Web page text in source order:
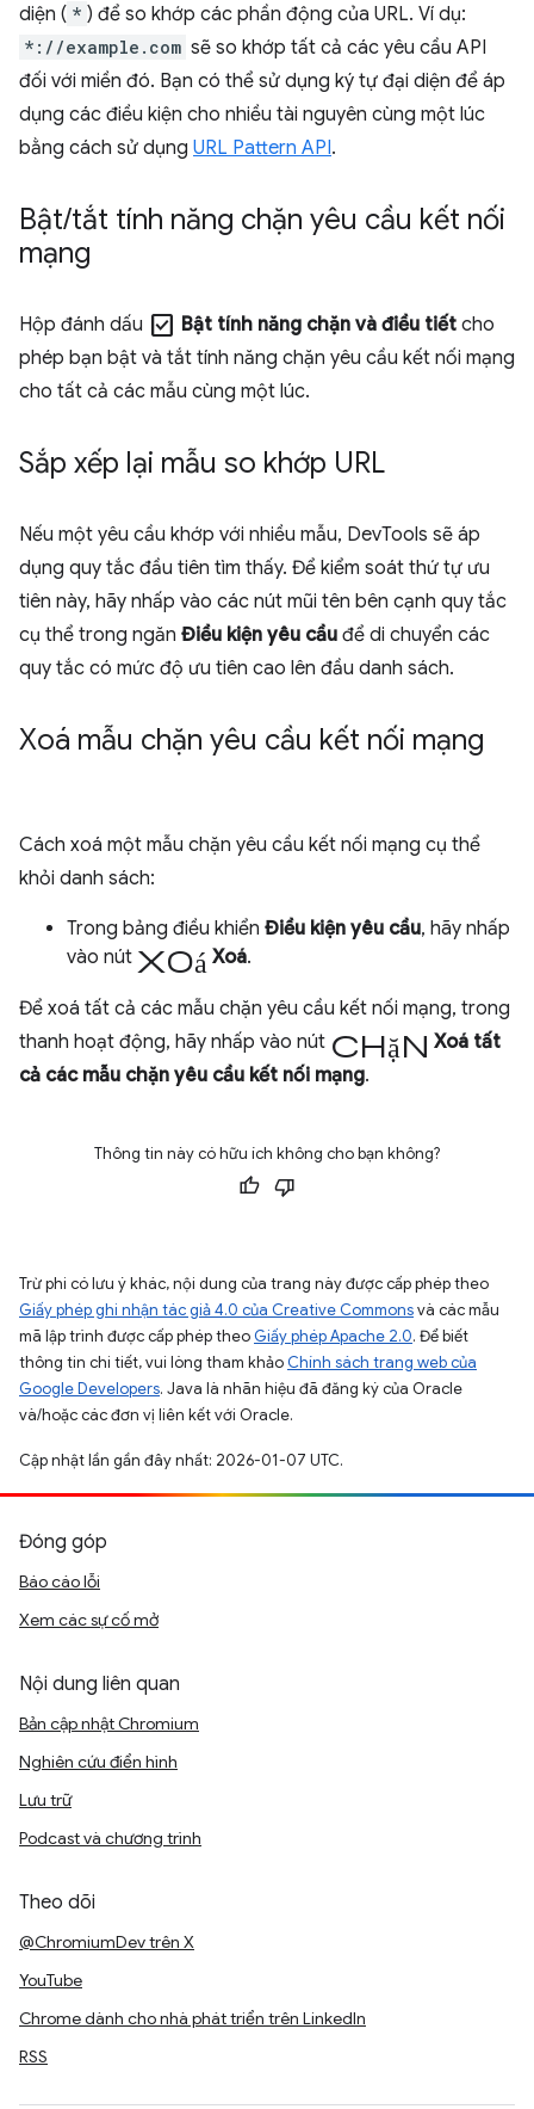
diện ( * ) để so khớp các phần động của URL. Ví dụ:
*://example.com sẽ so khớp tất cả các yêu cầu API
đối với miền đó. Bạn có thể sử dụng ký tự đại diện để áp
dụng các điều kiện cho nhiều tài nguyên cùng một lúc
bằng cách sử dụng URL Pattern API.
Bật/tắt tính năng chặn yêu cầu kết nối
mạng
Hộp đánh dấu check_box Bật tính năng chặn và điều tiết cho
phép bạn bật và tắt tính năng chặn yêu cầu kết nối mạng
cho tất cả các mẫu cùng một lúc.
Sắp xếp lại mẫu so khớp URL
Nếu một yêu cầu khớp với nhiều mẫu, DevTools sẽ áp
dụng quy tắc đầu tiên tìm thấy. Để kiểm soát thứ tự ưu
tiên này, hãy nhấp vào các nút mũi tên bên cạnh quy tắc
cụ thể trong ngăn Điều kiện yêu cầu để di chuyển các
quy tắc có mức độ ưu tiên cao lên đầu danh sách.
Xoá mẫu chặn yêu cầu kết nối mạng
Cách xoá một mẫu chặn yêu cầu kết nối mạng cụ thể
khỏi danh sách:
Trong bảng điều khiển Điều kiện yêu cầu, hãy nhấp
vào nút xoá Xoá.
Để xoá tất cả các mẫu chặn yêu cầu kết nối mạng, trong
thanh hoạt động, hãy nhấp vào nút chặn Xoá tất
cả các mẫu chặn yêu cầu kết nối mạng.
Thông tin này có hữu ích không cho bạn không?
Trừ phi có lưu ý khác, nội dung của trang này được cấp phép theo
Giấy phép ghi nhận tác giả 4.0 của Creative Commonsvà các mẫu
mã lập trình được cấp phép theo Giấy phép Apache 2.0. Để biết
thông tin chi tiết, vui lòng tham khảo Chính sách trang web của
Google Developers. Java là nhãn hiệu đã đăng ký của Oracle
và/hoặc các đơn vị liên kết với Oracle.
Cập nhật lần gần đây nhất: 2026-01-07 UTC.
Đóng góp
Báo cáo lỗi
Xem các sự cố mở
Nội dung liên quan
Bản cập nhật Chromium
Nghiên cứu điển hình
Lưu trữ
Podcast và chương trình
Theo dõi
@ChromiumDev trên X
YouTube
Chrome dành cho nhà phát triển trên LinkedIn
RSS